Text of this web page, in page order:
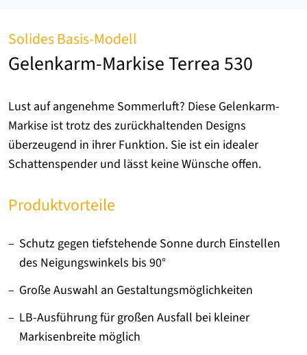
Solides Basis-Modell
Gelenkarm-Markise Terrea 530
Lust auf angenehme Sommerluft? Diese Gelenkarm-
Markise ist trotz des zurückhaltenden Designs
überzeugend in ihrer Funktion. Sie ist ein idealer
Schattenspender und lässt keine Wünsche offen.
Produktvorteile
Schutz gegen tiefstehende Sonne durch Einstellen
des Neigungswinkels bis 90°
Große Auswahl an Gestaltungsmöglichkeiten
LB-Ausführung für großen Ausfall bei kleiner
Markisenbreite möglich